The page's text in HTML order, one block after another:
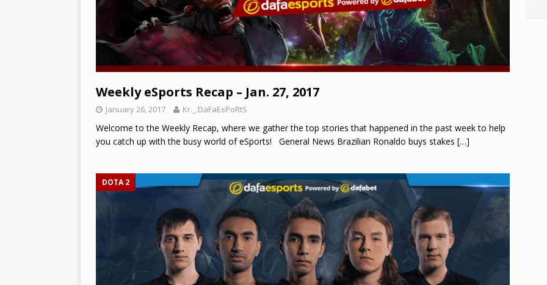
Weekly eSports Recap – Jan. 27, 2017
January 26, 2017 Kr._.DaFaEsPoRtS
Welcome to the Weekly Recap, where we gather the top stories that happened in the past week to help
you catch up with the busy world of eSports! General News Brazilian Ronaldo buys stakes […]
DOTA 2